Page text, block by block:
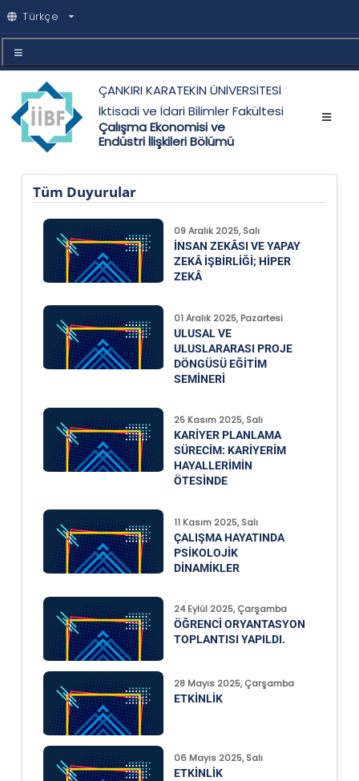
Türkçe
ÇANKIRI KARATEKİN ÜNİVERSİTESİ
İktisadi ve İdari Bilimler Fakültesi
Çalışma Ekonomisi ve
Endüstri İlişkileri Bölümü
Tüm Duyurular
09 Aralık 2025, Salı
İNSAN ZEKÂSI VE YAPAY
ZEKÂ İŞBIRLIĞI; HIPER
ZEKÂ
01 Aralık 2025, Pazartesi
ULUSAL VE
ULUSLARARASI PROJE
DÖNGÜSÜ EĞITIM
SEMINERI
25 Kasım 2025, Salı
KARIYER PLANLAMA
SÜRECIM: KARIYERIM
HAYALLERIMIN
ÖTESINDE
11 Kasım 2025, Salı
ÇALIŞMA HAYATINDA
PSIKOLOJIK
DINAMIKLER
24 Eylül 2025, Çarşamba
ÖĞRENCI ORYANTASYON
TOPLANTISI YAPILDI.
28 Mayıs 2025, Çarşamba
ETKINLIK
06 Mayıs 2025, Salı
ETKINLIK